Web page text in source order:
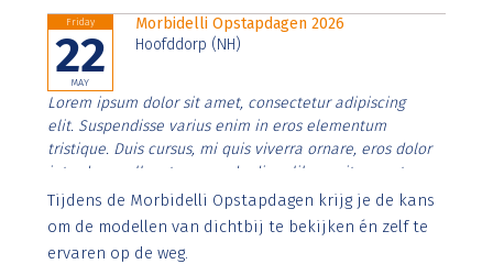
Friday
22
MAY
Morbidelli Opstapdagen 2026
Hoofddorp (NH)
Lorem ipsum dolor sit amet, consectetur adipiscing
elit. Suspendisse varius enim in eros elementum
tristique. Duis cursus, mi quis viverra ornare, eros dolor
interdum nulla, ut commodo diam libero vitae erat.
Aenean faucibus nibh et justo cursus id rutrum lorem
imperdiet. Nunc ut sem vitae risus tristique posuere.
Tijdens de Morbidelli Opstapdagen krijg je de kans
om de modellen van dichtbij te bekijken én zelf te
ervaren op de weg.